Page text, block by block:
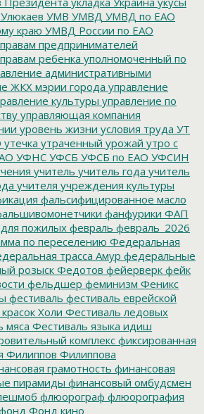
Улюкаев УМВ УМВД УМВД по ЕАО
краю УМВД России по ЕАО
предпринимателей
ребенка уполномоченный по
административными
ЖКХ мэрии города управление
культуры управление по
управляющая компания
уровень жизни условия труда УТ
утечка утраченный урожай утро с
УФНС УФСБ УФСБ по ЕАО УФСИН
учитель учитель года учитель
учителя учреждения культуры
фальсифицированное масло
фанфурики ФАП
пожилых февраль февраль_2026
по переселению Федеральная
трасса Амур федеральные
розыск Федотов фейерверк фейк
фельдшер феминизм Феникс
фестиваль фестиваль еврейской
Холи Фестиваль ледовых
мяса Фестиваль языка идиш
комплекс фиксированная
Филиппов Филиппова
грамотность финансовая
пирамиды финансовый омбудсмен
флюорограф флюорография
Фонд кино